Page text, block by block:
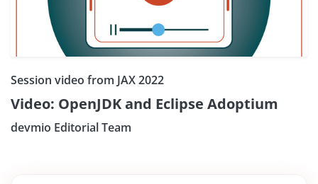
Session video from JAX 2022
Video: OpenJDK and Eclipse Adoptium
devmio Editorial Team